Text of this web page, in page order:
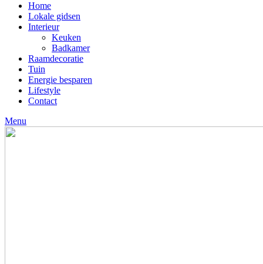
Home
Lokale gidsen
Interieur
Keuken
Badkamer
Raamdecoratie
Tuin
Energie besparen
Lifestyle
Contact
Menu